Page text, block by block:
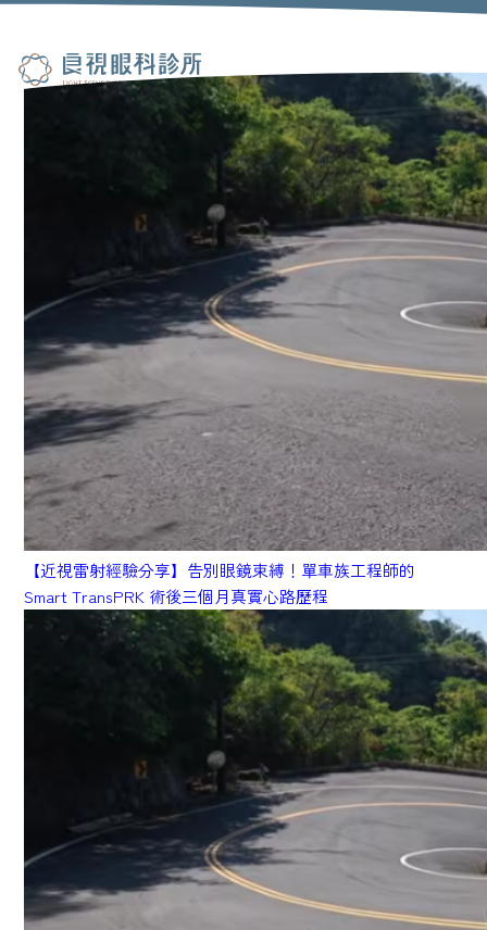
兒童視力
乾眼治療
近視雷射
老花雷射
白內障手術
知識衛教
經驗分享
【近視雷射經驗分享】告別眼鏡束縛！單車族工程師的
Smart TransPRK 術後三個月真實心路歷程